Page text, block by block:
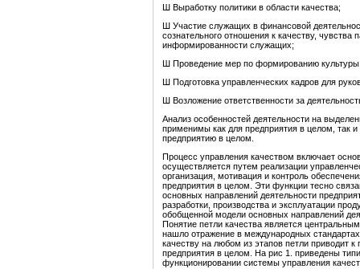
Ш Выработку политики в области качества;
Ш Участие служащих в финансовой
сознательного отношения к качеству,
информированности служащих;
Ш Проведение мер по формированию культуры
Ш Подготовка управленческих кадров для
Ш Возложение ответственности за
Анализ особенностей деятельности на
применимы как для предприятия в целом, так
предприятию в целом.
Процесс управления качеством включает
осуществляется путем реализации
организация, мотивация и контроль
предприятия в целом. Эти функции тесно
основных направлений деятельности
разработки, производства и эксплуатации
обобщенной модели основных направлений
Понятие петли качества является
нашло отражение в международных
качеству на любом из этапов петли приводит
предприятия в целом. На рис 1. приведены
функционировании системы управления